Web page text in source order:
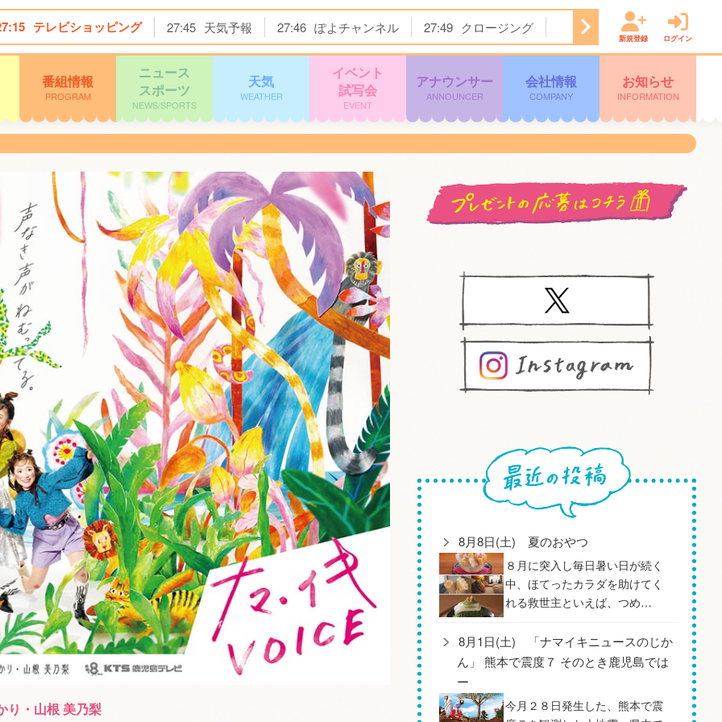
テレビショッピング 27:45 天気予報 27:46 ぽよチャンネル 27:49 クロージング
新規登録 ログイン
番組情報
PROGRAM
ニュース
スポーツ
NEWS/SPORTS
天気
WEATHER
イベント
試写会
EVENT
アナウンサー
ANNOUNCER
会社情報
COMPANY
お知らせ
INFORMATION
り・山根 美乃梨
8月8日(土) 夏のおやつ
８月に突入し毎日暑い日が続く
中、ほてったカラダを助けてく
れる救世主といえば、つめ…
8月1日(土) 「ナマイキニュースのじか
ん」 熊本で震度７ そのとき鹿児島では
ー
今月２８日発生した、熊本で震